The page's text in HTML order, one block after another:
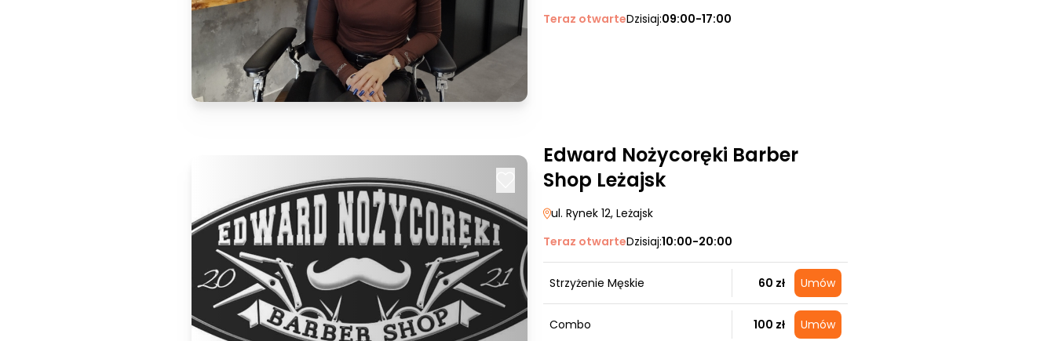
Teraz otwarteDzisiaj:09:00-17:00
Edward Nożycoręki Barber
Shop Leżajsk
ul. Rynek 12, Leżajsk
Teraz otwarteDzisiaj:10:00-20:00
Strzyżenie Męskie 60 zł Umów
Combo 100 zł Umów